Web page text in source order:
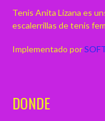
Tenis Anita Lizana es
escalerrillas de tenis
Implementado por
DONDE